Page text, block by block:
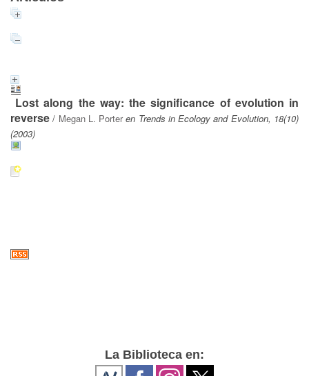
Lost along the way: the significance of evolution in
reverse / Megan L. Porter en Trends in Ecology and Evolution, 18(10)
(2003)
La Biblioteca en: